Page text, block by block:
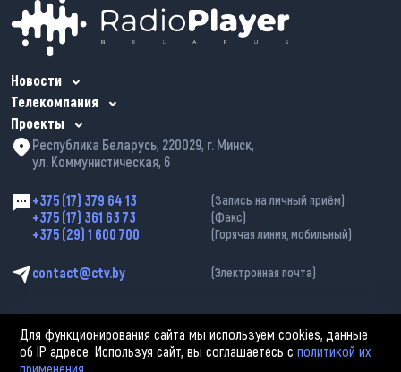
Новости
Телекомпания
Проекты
Республика Беларусь, 220029, г. Минск,
ул. Коммунистическая, 6
+375 (17) 379 64 13 (Запись на личный приём)
+375 (17) 361 63 73 (Факс)
+375 (29) 1 600 700 (Горячая линия, мобильный)
contact@ctv.by (Электронная почта)
Для функционирования сайта мы используем cookies, данные
об IP адресе. Используя сайт, вы соглашаетесь сполитикой их
применения